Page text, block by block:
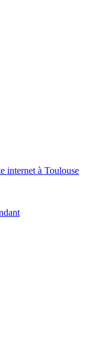
internet à Toulouse